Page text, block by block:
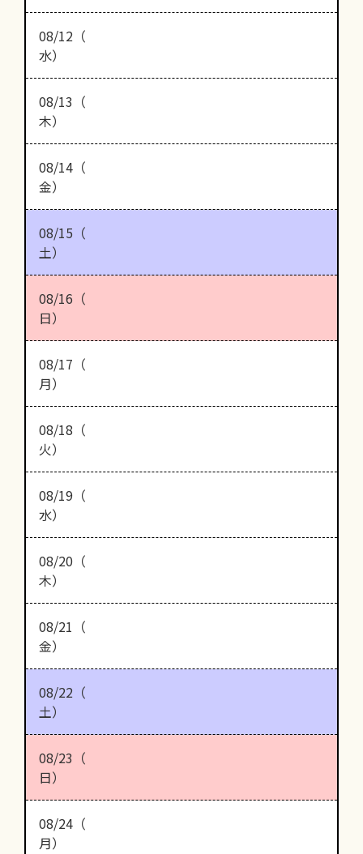
08/12（
水）
08/13（
木）
08/14（
金）
08/15（
土）
08/16（
日）
08/17（
月）
08/18（
火）
08/19（
水）
08/20（
木）
08/21（
金）
08/22（
土）
08/23（
日）
08/24（
月）